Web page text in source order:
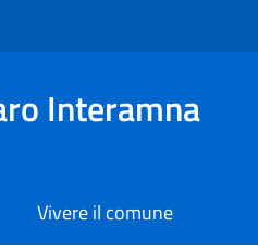
Interamna
Vivere il comune